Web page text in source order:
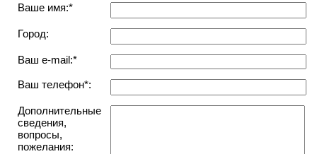
Ваше имя:*
Город:
Ваш e-mail:*
Ваш телефон*:
Дополнительные
сведения,
вопросы,
пожелания: